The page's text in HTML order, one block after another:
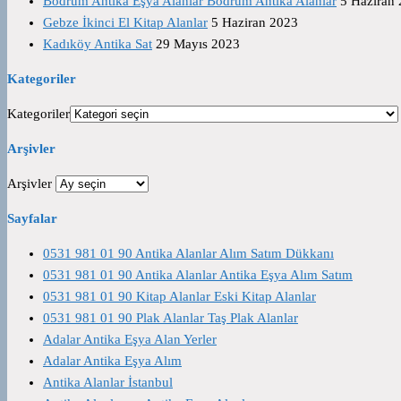
Gebze İkinci El Kitap Alanlar 5 Haziran 2023
Kadıköy Antika Sat 29 Mayıs 2023
Kategoriler
Kategoriler
Arşivler
Arşivler
Sayfalar
0531 981 01 90 Antika Alanlar Alım Satım Dükkanı
0531 981 01 90 Antika Alanlar Antika Eşya Alım Satım
0531 981 01 90 Kitap Alanlar Eski Kitap Alanlar
0531 981 01 90 Plak Alanlar Taş Plak Alanlar
Adalar Antika Eşya Alan Yerler
Adalar Antika Eşya Alım
Antika Alanlar İstanbul